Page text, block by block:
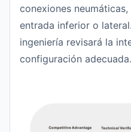
conexiones
entrada inferior o
ingeniería revisará la
configuración adecuada.